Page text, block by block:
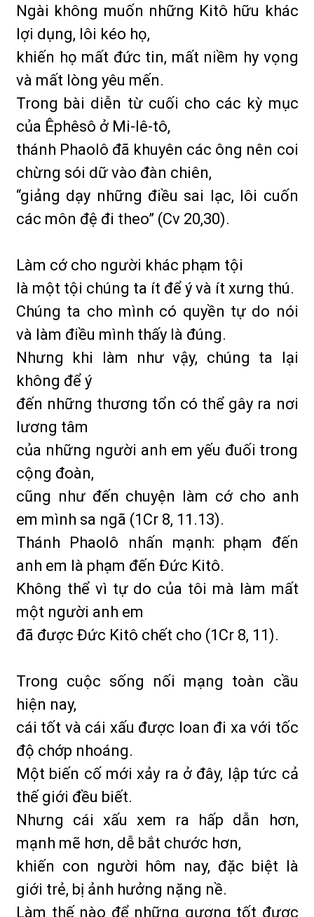
Ngài không muốn những Kitô hữu khác
lợi dụng, lôi kéo họ,
khiến họ mất đức tin, mất niềm hy vọng
và mất lòng yêu mến.
Trong bài diễn từ cuối cho các kỳ mục
của Êphêsô ở Mi-lê-tô,
thánh Phaolô đã khuyên các ông nên coi
chừng sói dữ vào đàn chiên,
“giảng dạy những điều sai lạc, lôi cuốn
các môn đệ đi theo” (Cv 20,30).
Làm cớ cho người khác phạm tội
là một tội chúng ta ít để ý và ít xưng thú.
Chúng ta cho mình có quyền tự do nói
và làm điều mình thấy là đúng.
Nhưng khi làm như vậy, chúng ta lại
không để ý
đến những thương tổn có thể gây ra nơi
lương tâm
của những người anh em yếu đuối trong
cộng đoàn,
cũng như đến chuyện làm cớ cho anh
em mình sa ngã (1Cr 8, 11.13).
Thánh Phaolô nhấn mạnh: phạm đến
anh em là phạm đến Đức Kitô.
Không thể vì tự do của tôi mà làm mất
một người anh em
đã được Đức Kitô chết cho (1Cr 8, 11).
Trong cuộc sống nối mạng toàn cầu
hiện nay,
cái tốt và cái xấu được loan đi xa với tốc
độ chớp nhoáng.
Một biến cố mới xảy ra ở đây, lập tức cả
thế giới đều biết.
Nhưng cái xấu xem ra hấp dẫn hơn,
mạnh mẽ hơn, dễ bắt chước hơn,
khiến con người hôm nay, đặc biệt là
giới trẻ, bị ảnh hưởng nặng nề.
Làm thế nào để những gương tốt được